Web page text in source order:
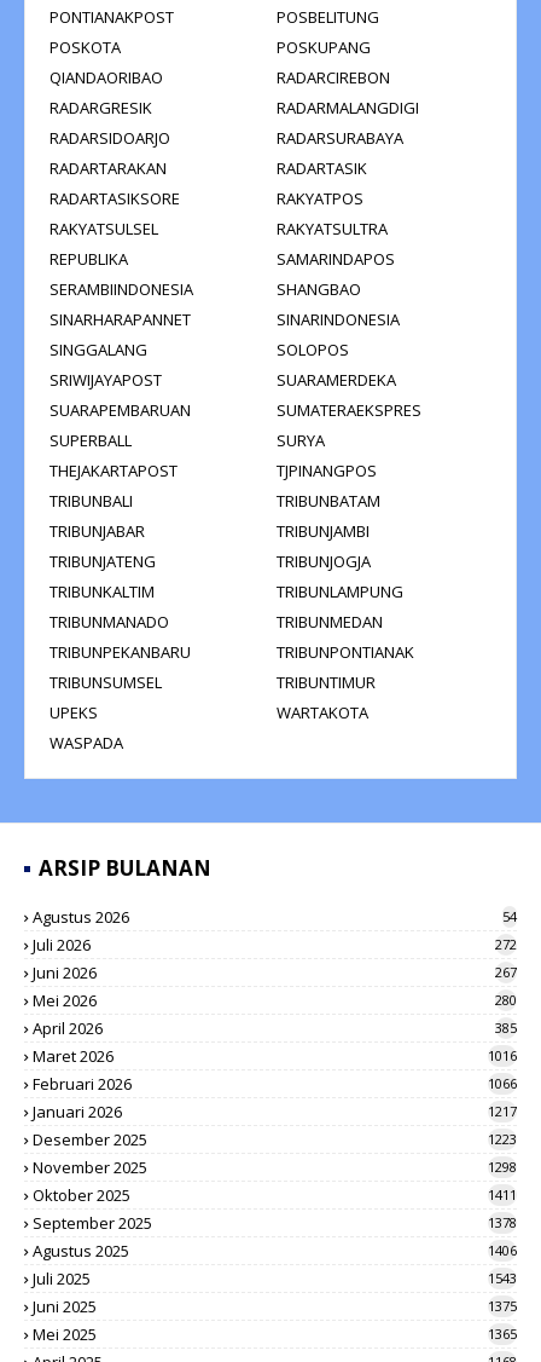
PONTIANAKPOST
POSBELITUNG
POSKOTA
POSKUPANG
QIANDAORIBAO
RADARCIREBON
RADARGRESIK
RADARMALANGDIGI
RADARSIDOARJO
RADARSURABAYA
RADARTARAKAN
RADARTASIK
RADARTASIKSORE
RAKYATPOS
RAKYATSULSEL
RAKYATSULTRA
REPUBLIKA
SAMARINDAPOS
SERAMBIINDONESIA
SHANGBAO
SINARHARAPANNET
SINARINDONESIA
SINGGALANG
SOLOPOS
SRIWIJAYAPOST
SUARAMERDEKA
SUARAPEMBARUAN
SUMATERAEKSPRES
SUPERBALL
SURYA
THEJAKARTAPOST
TJPINANGPOS
TRIBUNBALI
TRIBUNBATAM
TRIBUNJABAR
TRIBUNJAMBI
TRIBUNJATENG
TRIBUNJOGJA
TRIBUNKALTIM
TRIBUNLAMPUNG
TRIBUNMANADO
TRIBUNMEDAN
TRIBUNPEKANBARU
TRIBUNPONTIANAK
TRIBUNSUMSEL
TRIBUNTIMUR
UPEKS
WARTAKOTA
WASPADA
ARSIP BULANAN
Agustus 2026 54
Juli 2026 272
Juni 2026 267
Mei 2026 280
April 2026 385
Maret 2026 1016
Februari 2026 1066
Januari 2026 1217
Desember 2025 1223
November 2025 1298
Oktober 2025 1411
September 2025 1378
Agustus 2025 1406
Juli 2025 1543
Juni 2025 1375
Mei 2025 1365